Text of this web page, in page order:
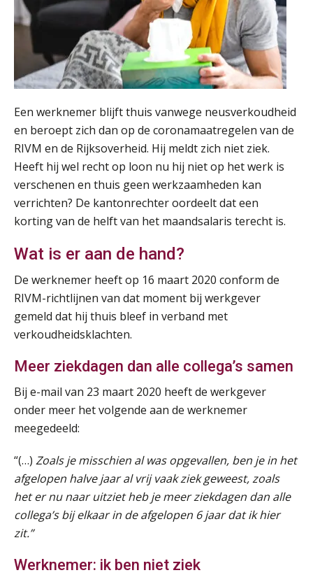
Een werknemer blijft thuis vanwege neusverkoudheid
en beroept zich dan op de coronamaatregelen van de
RIVM en de Rijksoverheid. Hij meldt zich niet ziek.
Heeft hij wel recht op loon nu hij niet op het werk is
verschenen en thuis geen werkzaamheden kan
verrichten? De kantonrechter oordeelt dat een
korting van de helft van het maandsalaris terecht is.
Wat is er aan de hand?
De werknemer heeft op 16 maart 2020 conform de
RIVM-richtlijnen van dat moment bij werkgever
gemeld dat hij thuis bleef in verband met
verkoudheidsklachten.
Meer ziekdagen dan alle collega’s samen
Bij e-mail van 23 maart 2020 heeft de werkgever
onder meer het volgende aan de werknemer
meegedeeld:
“(…) Zoals je misschien al was opgevallen, ben je in het
afgelopen halve jaar al vrij vaak ziek geweest, zoals
het er nu naar uitziet heb je meer ziekdagen dan alle
collega’s bij elkaar in de afgelopen 6 jaar dat ik hier
zit.”
Werknemer: ik ben niet ziek